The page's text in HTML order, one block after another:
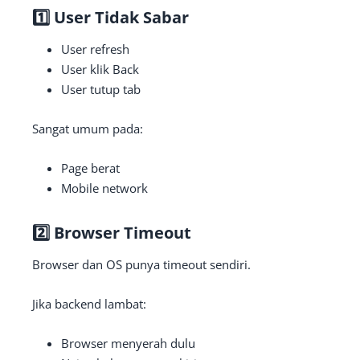
1️⃣ User Tidak Sabar
User refresh
User klik Back
User tutup tab
Sangat umum pada:
Page berat
Mobile network
2️⃣ Browser Timeout
Browser dan OS punya timeout sendiri.
Jika backend lambat:
Browser menyerah dulu